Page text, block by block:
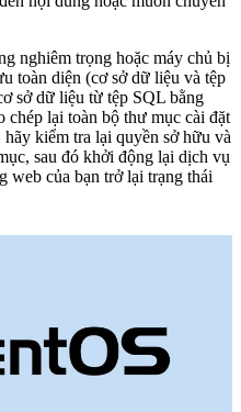
nghiêm trọng hoặc máy chủ bị
toàn diện (cơ sở dữ liệu và tệp
sở dữ liệu từ tệp SQL bằng
chép lại toàn bộ thư mục cài đặt
kiểm tra lại quyền sở hữu và
sau đó khởi động lại dịch vụ
web của bạn trở lại trạng thái